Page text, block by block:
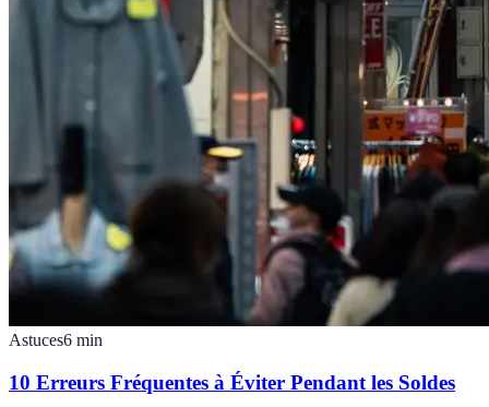
Astuces6 min
10 Erreurs Fréquentes à Éviter Pendant les Soldes